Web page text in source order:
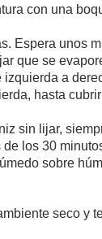
con una
Espera unos
que se
a
hasta cubrir
sin lijar,
los 30
sobre
seco y